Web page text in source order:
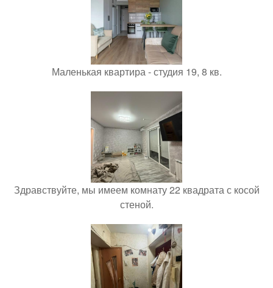
Маленькая квартира - студия 19, 8 кв.
Здравствуйте, мы имеем комнату 22 квадрата с косой
стеной.